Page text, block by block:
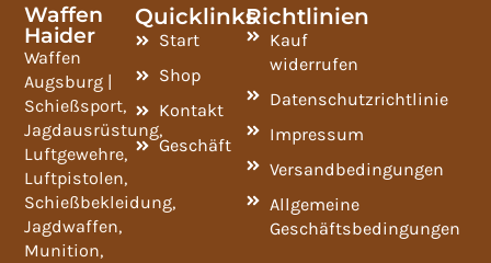
Waffen
Haider
Waffen
Augsburg |
Schießsport,
Jagdausrüstung,
Luftgewehre,
Luftpistolen,
Schießbekleidung,
Jagdwaffen,
Munition,
Quicklinks
Start
Shop
Kontakt
Geschäft
Richtlinien
Kauf
widerrufen
Datenschutzrichtlinie
Impressum
Versandbedingungen
Allgemeine
Geschäftsbedingungen